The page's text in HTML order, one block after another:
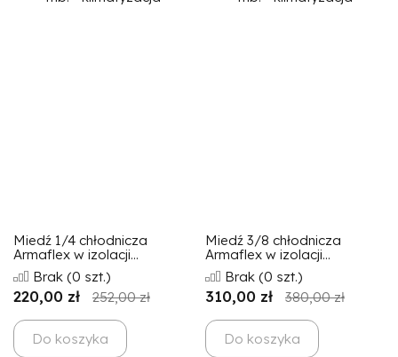
Miedź 1/4 chłodnicza
Armaflex w izolacji...
Brak (0 szt.)
220,00 zł 252,00 zł
Do koszyka
Miedź 3/8 chłodnicza
Armaflex w izolacji...
Brak (0 szt.)
310,00 zł 380,00 zł
Do koszyka